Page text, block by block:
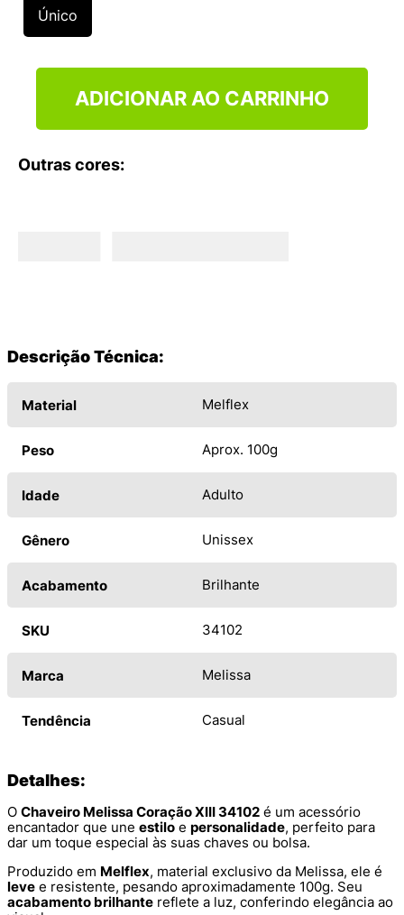
Único
ADICIONAR AO CARRINHO
Outras cores:
Descrição Técnica:
Material Melflex
Peso Aprox. 100g
Idade Adulto
Gênero Unissex
Acabamento Brilhante
SKU 34102
Marca Melissa
Tendência Casual
Detalhes:
O Chaveiro Melissa Coração XIII 34102 é um acessório
encantador que une estilo e personalidade, perfeito para
dar um toque especial às suas chaves ou bolsa.
Produzido em Melflex, material exclusivo da Melissa, ele é
leve e resistente, pesando aproximadamente 100g. Seu
acabamento brilhante reflete a luz, conferindo elegância ao
º
VANS TÊNIS VANS ULTRARANGE
10º NEW BALANCE 204L